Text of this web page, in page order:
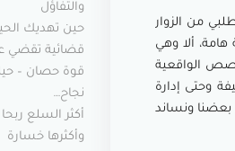
من الزوار
ألا وهي
الواقعية
وحتى إدارة
ونساند
والتفاؤل
قضائية تقضي
قوة حصان –
نجاح…
أكثر السلع
وأكثرها خسارة